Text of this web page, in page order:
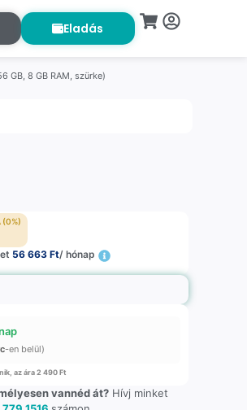
Eladás
GB, 8 GB RAM, szürke)
(0%)
56 663 Ft/ hónap
-en belül)
az ára 2 490 Ft
vannéd át? Hívj minket